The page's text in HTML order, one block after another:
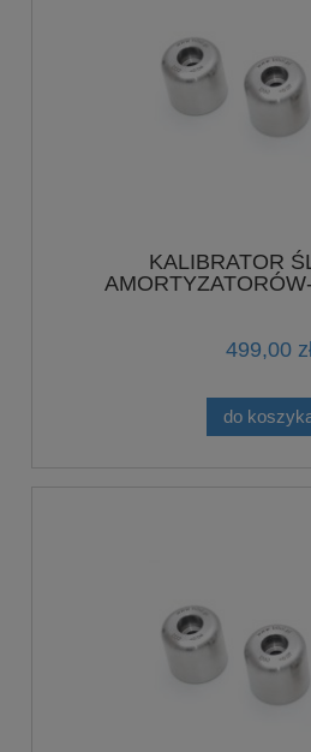
KALIBRATOR
499,00
do